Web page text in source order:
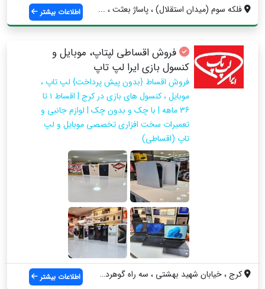
فلکه سوم (میدان استقلال) ، پاساژ بعثت ، ... اطلاعات بیشتر
فروش اقساطی لپتاپ، موبایل و
کنسول بازی ایرا لپ تاپ
فروش اقساط {بدون پیش پرداخت} لپ تاپ ،
موبایل ، کنسول های بازی در کرج | اقساط ۱ تا
36 ماهه | با چک و بدون چک | لوازم جانبی و
تعمیرات سخت افزاری تخصصی موبایل و لپ
تاپ (اقساطی)
کرج ، خيابان شهيد بهشتي ، سه راه گوهردشت... اطلاعات بیشتر